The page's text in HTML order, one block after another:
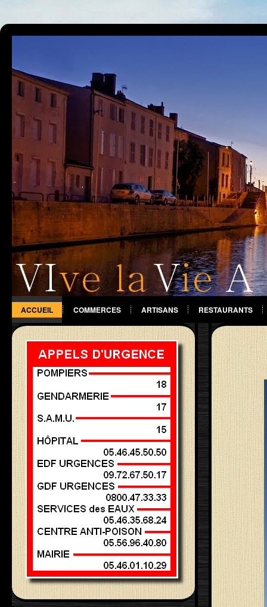
ACCUEIL COMMERCES ARTISANS RESTAURANTS
DIVERS